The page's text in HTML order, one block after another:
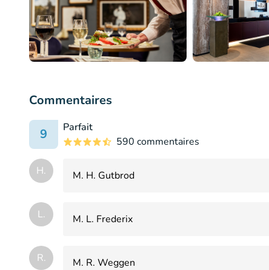
Commentaires
9
Parfait
590 commentaires
H. M. H. Gutbrod
L. M. L. Frederix
R. M. R. Weggen